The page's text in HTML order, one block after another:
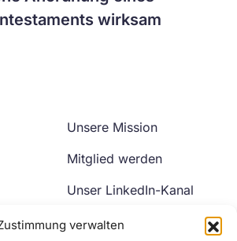
verwalten
wirksam
Unsere Mission
Mitglied werden
Unser LinkedIn-Kanal
Unser YouTube-Kanal